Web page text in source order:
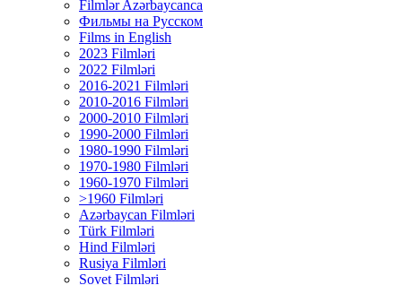
Filmlər Azərbaycanca
Фильмы на Русском
Films in English
2023 Filmləri
2022 Filmləri
2016-2021 Filmləri
2010-2016 Filmləri
2000-2010 Filmləri
1990-2000 Filmləri
1980-1990 Filmləri
1970-1980 Filmləri
1960-1970 Filmləri
>1960 Filmləri
Azərbaycan Filmləri
Türk Filmləri
Hind Filmləri
Rusiya Filmləri
Sovet Filmləri